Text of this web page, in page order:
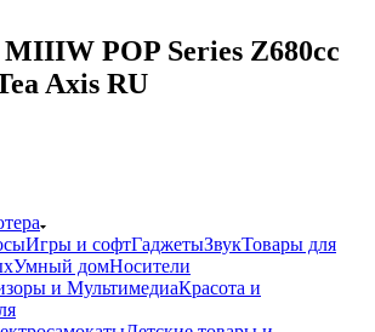
POP Series Z680cc
Axis RU
Игры и софтГаджетыЗвукТовары для
Умный домНосители
и МультимедиаКрасота и